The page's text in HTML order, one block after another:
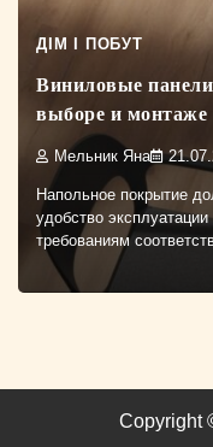
ДІМ І ПОБУТ
Виниловые
выборе и монтаже
Мельник Яна
Напольное покрытие
удобство
требованиям
Copyright